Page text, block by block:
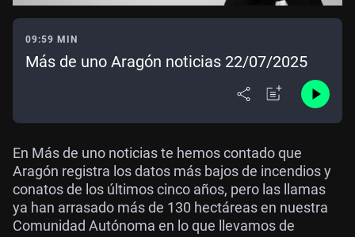
09:59 MIN
Más de uno Aragón noticias 22/07/2025
En Más de uno noticias te hemos contado que
Aragón registra los datos más bajos de incendios y
conatos de los últimos cinco años, pero las llamas
ya han arrasado más de 130 hectáreas en nuestra
Comunidad Autónoma en lo que llevamos de